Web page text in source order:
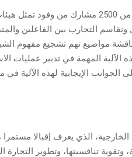
حققت الدورات الأربع الأولى نجاحا كبيرا، إذ أجمع أكثر من 2500
التجارب بين الفاعلين
مواضيع تهم تشجيع مفهوم
المهمة في تدبير عمليات
الجوانب الإيجابية لهذه الآلية في
الذي يعرف إقبالا مستمرا
وتقوية تنافسيتها، وتطوير التجارة